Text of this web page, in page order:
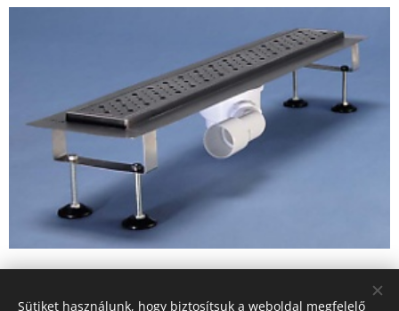
Sütiket használunk, hogy biztosítsuk a weboldal megfelelő